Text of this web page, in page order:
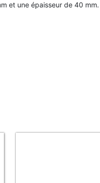
et une épaisseur de 40 mm.